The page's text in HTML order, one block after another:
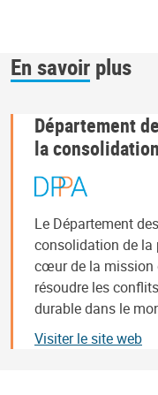
En savoir plus
Département
la
Le Département
consolidation de la
cœur de la mission
résoudre les
durable dans le
Visiter le site web